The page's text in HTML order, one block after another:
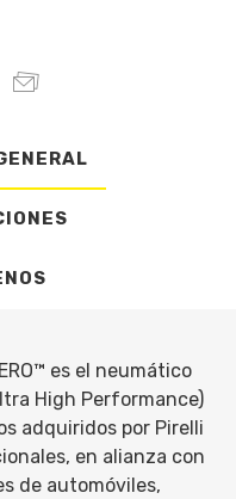
es el neumático
High Performance)
adquiridos por Pirelli
en alianza con
de automóviles,